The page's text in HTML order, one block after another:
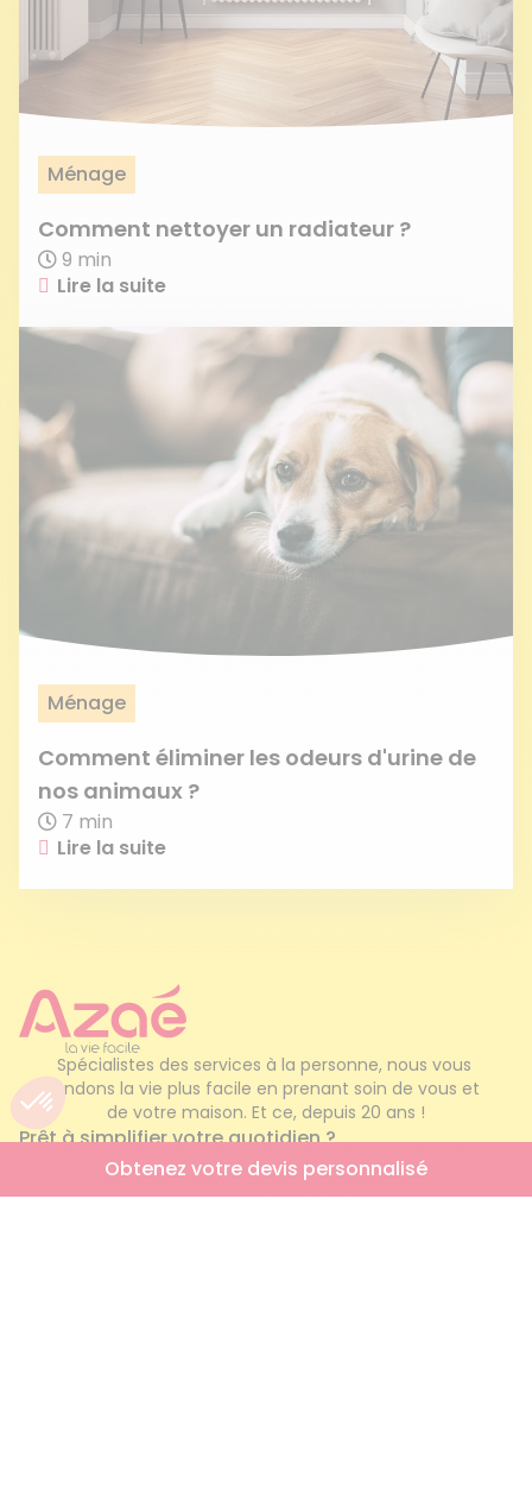
Ménage
Comment nettoyer un radiateur ?
9 min
Lire la suite
Ménage
Comment éliminer les odeurs d'urine de
nos animaux ?
7 min
Lire la suite
Spécialistes des services à la personne, nous vous
rendons la vie plus facile en prenant soin de vous et
de votre maison. Et ce, depuis 20 ans !
Prêt à simplifier votre quotidien ?
Contactez-nous
Obtenez votre devis personnalisé